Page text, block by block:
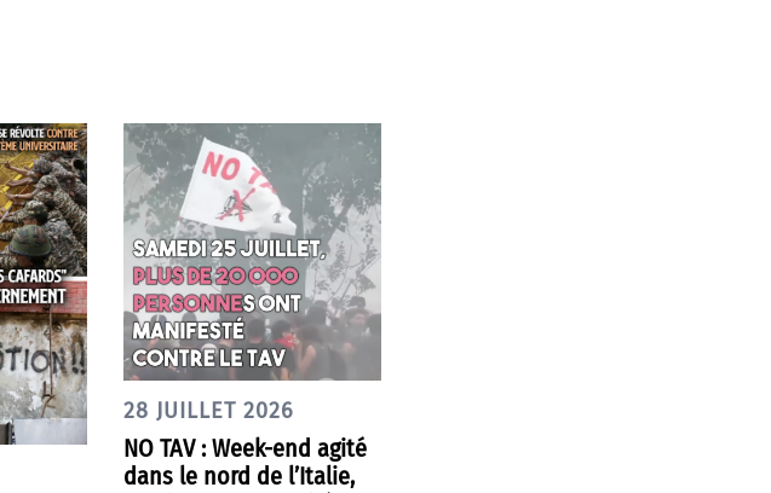
28 JUILLET 2026
NO TAV : Week-end agité
dans le nord de l’Italie,